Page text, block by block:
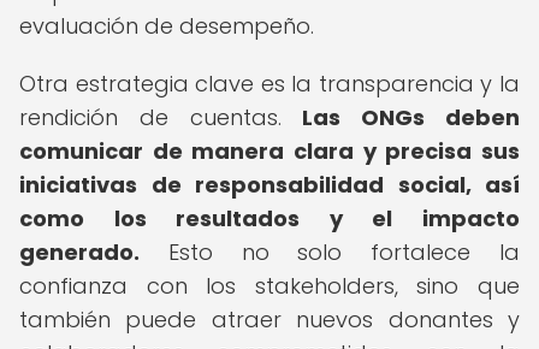
evaluación de desempeño.
Otra estrategia clave es la transparencia y la
rendición de cuentas. Las ONGs deben
comunicar de manera clara y precisa sus
iniciativas de responsabilidad social, así
como los resultados y el impacto
generado. Esto no solo fortalece la
confianza con los stakeholders, sino que
también puede atraer nuevos donantes y